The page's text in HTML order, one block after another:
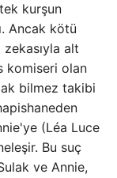
kurşun
Ancak kötü
alt
komiseri olan
bilmez takibi
(Léa Luce
Bu suç
ve Annie,